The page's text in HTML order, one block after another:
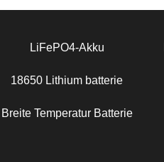
LiFePO4-Akku
18650 Lithium batterie
Breite Temperatur Batterie